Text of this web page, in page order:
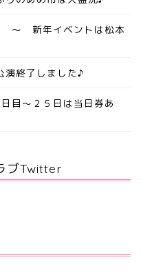
～ 新年イベントは松本
演終了しました♪
目～２５日は当日券あ
ブTwitter